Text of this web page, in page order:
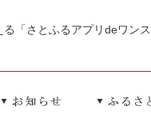
「さとふるアプリdeワン